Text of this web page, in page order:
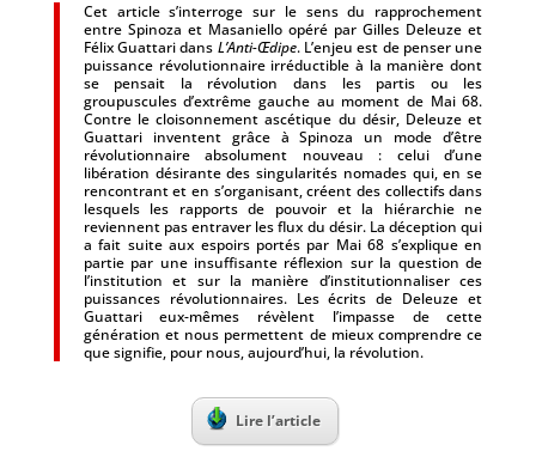
Cet article s’interroge sur le sens du rapprochement
entre Spinoza et Masaniello opéré par Gilles Deleuze et
Félix Guattari dans L’Anti-Œdipe. L’enjeu est de penser une
puissance révolutionnaire irréductible à la manière dont
se pensait la révolution dans les partis ou les
groupuscules d’extrême gauche au moment de Mai 68.
Contre le cloisonnement ascétique du désir, Deleuze et
Guattari inventent grâce à Spinoza un mode d’être
révolutionnaire absolument nouveau : celui d’une
libération désirante des singularités nomades qui, en se
rencontrant et en s’organisant, créent des collectifs dans
lesquels les rapports de pouvoir et la hiérarchie ne
reviennent pas entraver les flux du désir. La déception qui
a fait suite aux espoirs portés par Mai 68 s’explique en
partie par une insuffisante réflexion sur la question de
l’institution et sur la manière d’institutionnaliser ces
puissances révolutionnaires. Les écrits de Deleuze et
Guattari eux-mêmes révèlent l’impasse de cette
génération et nous permettent de mieux comprendre ce
que signifie, pour nous, aujourd’hui, la révolution.
Lire l’article